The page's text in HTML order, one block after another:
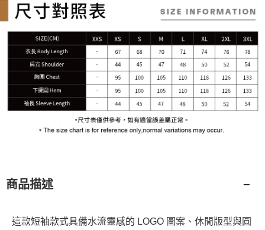
商品描述
這款短袖款式具備水流靈感的 LOGO 圖案、休閒版型與圓